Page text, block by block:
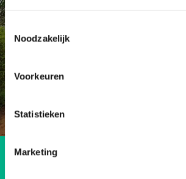
Toestemmingsselectie
Noodzakelijk
Voorkeuren
Statistieken
Marketing